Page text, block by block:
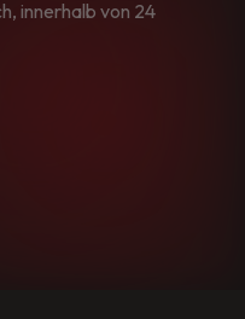
innerhalb von 24